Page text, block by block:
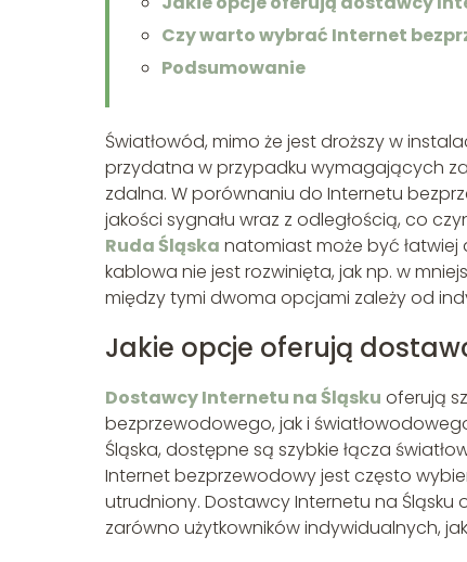
Czy warto wybrać Internet
Podsumowanie
Światłowód, mimo że jest droższy w
przydatna w przypadku wymagających
zdalna. W porównaniu do Internetu
jakości sygnału wraz z odległością, co
Ruda Śląska natomiast może być
kablowa nie jest rozwinięta, jak np. w
między tymi dwoma opcjami zależy od
Jakie opcje oferują
Dostawcy Internetu na Śląsku oferują
bezprzewodowego, jak i
Śląska, dostępne są szybkie łącza
Internet bezprzewodowy jest często
utrudniony. Dostawcy Internetu na
zarówno użytkowników indywidualnych,